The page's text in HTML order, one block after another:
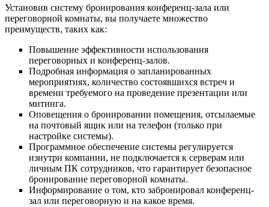
Установив систему бронирования конференц-зала или
переговорной комнаты, вы получаете множество
преимуществ, таких как:
Повышение эффективности использования
переговорных и конференц-залов.
Подробная информация о запланированных
мероприятиях, количество состоявшихся встреч и
времени требуемого на проведение презентации или
митинга.
Оповещения о бронировании помещения, отсылаемые
на почтовый ящик или на телефон (только при
настройке системы).
Программное обеспечение системы регулируется
изнутри компании, не подключается к серверам или
личным ПК сотрудников, что гарантирует безопасное
бронирование переговорной комнаты.
Информирование о том, кто забронировал конференц-
зал или переговорную и на какое время.